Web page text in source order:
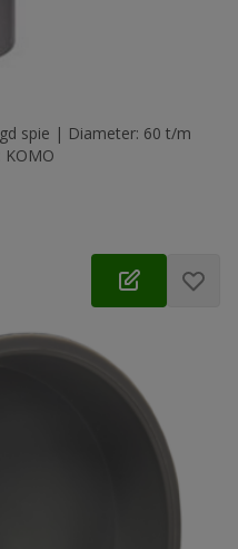
spie | Diameter: 60 t/m